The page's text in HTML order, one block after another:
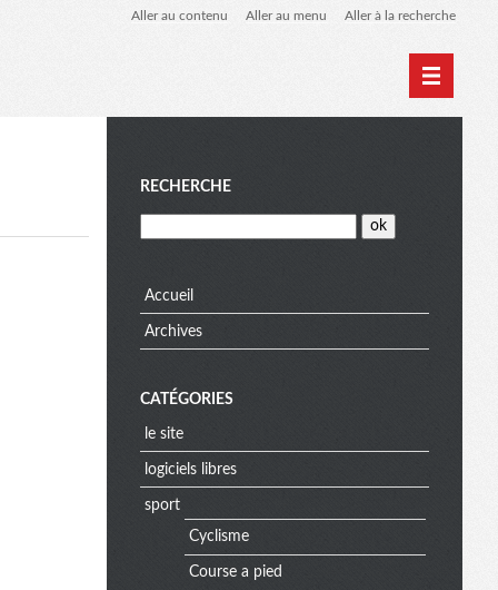
Aller au contenu Aller au menu Aller à la recherche
M
e
n
u
RECHERCHE
Accueil
Archives
CATÉGORIES
le site
logiciels libres
sport
Cyclisme
Course a pied